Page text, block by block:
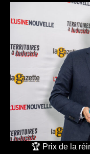
🏆 Prix de la